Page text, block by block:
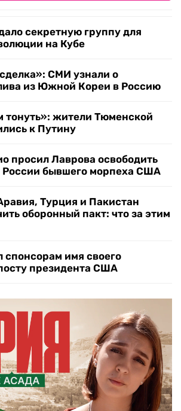
секретную группу для
на Кубе
СМИ узнали о
из Южной Кореи в Россию
тонуть»: жители Тюменской
к Путину
просил Лаврова освободить
России бывшего морпеха США
Турция и Пакистан
оборонный пакт: что за этим
спонсорам имя своего
президента США